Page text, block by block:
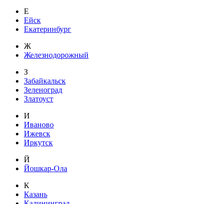
Е
Ейск
Екатеринбург
Ж
Железнодорожный
З
Забайкальск
Зеленоград
Златоуст
И
Иваново
Ижевск
Иркутск
Й
Йошкар-Ола
К
Казань